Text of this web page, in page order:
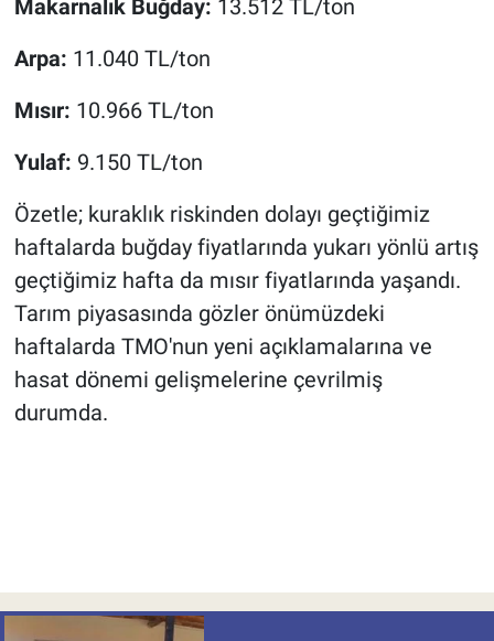
Makarnalık Buğday: 13.512 TL/ton
Arpa: 11.040 TL/ton
Mısır: 10.966 TL/ton
Yulaf: 9.150 TL/ton
Özetle; kuraklık riskinden dolayı geçtiğimiz
haftalarda buğday fiyatlarında yukarı yönlü artış
geçtiğimiz hafta da mısır fiyatlarında yaşandı.
Tarım piyasasında gözler önümüzdeki
haftalarda TMO'nun yeni açıklamalarına ve
hasat dönemi gelişmelerine çevrilmiş
durumda.